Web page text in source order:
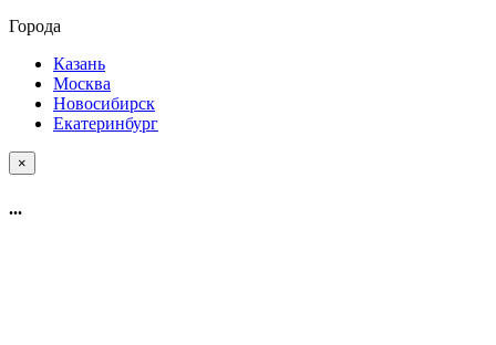
Города
Казань
Москва
Новосибирск
Екатеринбург
×
...